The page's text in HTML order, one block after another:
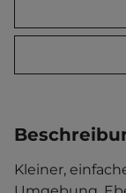
Kleiner,